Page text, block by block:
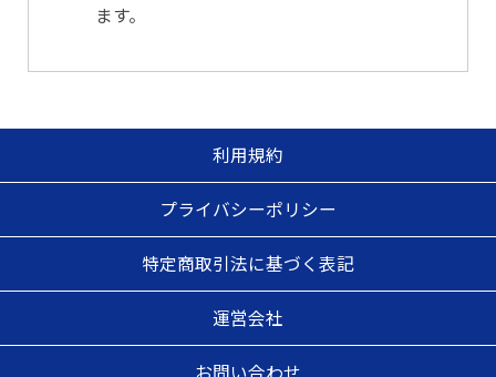
ます。
利用規約
プライバシーポリシー
特定商取引法に基づく表記
運営会社
お問い合わせ